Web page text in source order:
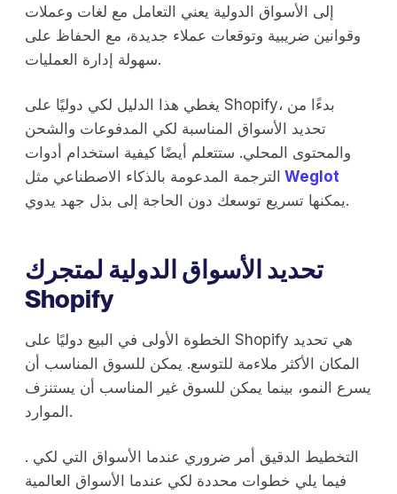
إلى الأسواق الدولية يعني التعامل مع لغات وعملات
وقوانين ضريبية وتوقعات عملاء جديدة، مع الحفاظ على
سهولة إدارة العمليات.
يغطي هذا الدليل لكي دوليًا على Shopify، بدءًا من
تحديد الأسواق المناسبة لكي المدفوعات والشحن
والمحتوى المحلي. ستتعلم أيضًا كيفية استخدام أدوات
الترجمة المدعومة بالذكاء الاصطناعي مثل Weglot
يمكنها تسريع توسعك دون الحاجة إلى بذل جهد يدوي.
تحديد الأسواق الدولية لمتجرك
Shopify
الخطوة الأولى في البيع دوليًا على Shopify هي تحديد
المكان الأكثر ملاءمة للتوسع. يمكن للسوق المناسب أن
يسرع النمو، بينما يمكن للسوق غير المناسب أن يستنزف
الموارد.
التخطيط الدقيق أمر ضروري عندما الأسواق التي لكي .
فيما يلي خطوات محددة لكي عندما الأسواق العالمية